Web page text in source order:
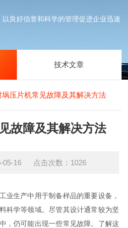
良好信誉和科学的管理促进企业迅速
技术文章
埚压片机常见故障及其解决方法
故障及其解决方法
05-16 点击次数：1026
业生产中用于制备样品的重要设备，
科学等领域。尽管其设计通常较为坚
，仍可能出现一些常见故障。了解这